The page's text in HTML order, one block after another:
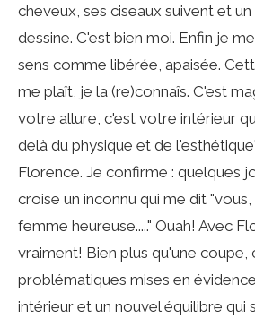
cheveux, ses ciseaux suivent et
dessine. C'est bien moi. Enfin je
sens comme libérée, apaisée.
me plaît, je la (re)connaîs. C'est
votre allure, c'est votre intérieur
delà du physique et de
Florence. Je confirme : quelques
croise un inconnu qui me dit
femme heureuse....." Ouah! Avec
vraiment! Bien plus qu'une coupe,
problématiques mises en
intérieur et un nouvel équilibre qui